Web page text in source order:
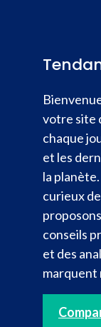
votre site
chaque
et les
la
curieux
conseils
et des
marquent